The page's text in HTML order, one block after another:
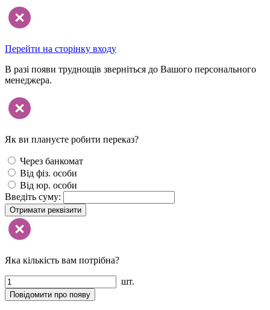
Перейти на сторінку входу
В разі появи труднощів зверніться до Вашого персонального
менеджера.
Як ви плануєте робити переказ?
Через банкомат
Від фіз. особи
Від юр. особи
Введіть суму:
Отримати реквізити
Яка кількість вам потрібна?
шт.
Повідомити про появу